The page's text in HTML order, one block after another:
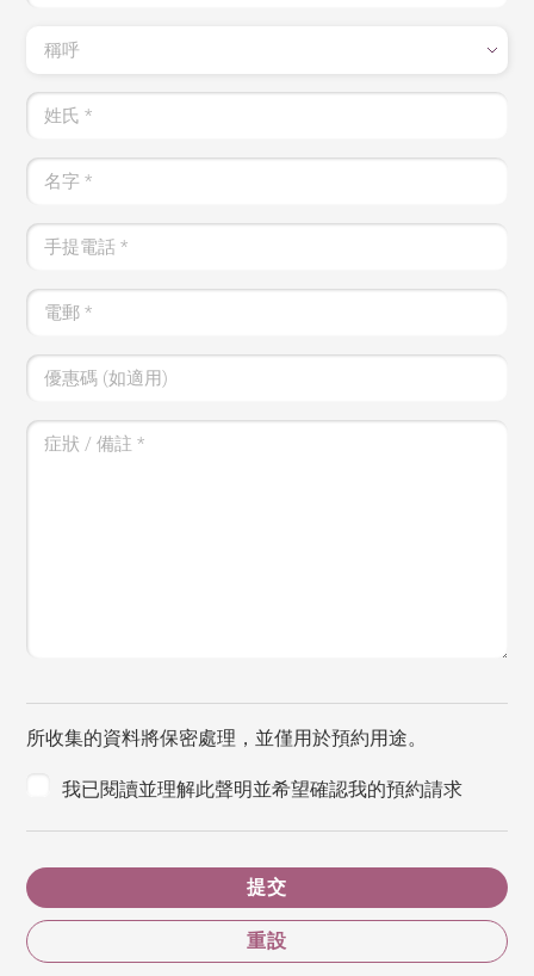
稱呼
姓氏*
名字*
手提電話*
電郵*
優惠碼 (如適用)
症狀 / 備註*
所收集的資料將保密處理，並僅用於預約用途。
我已閱讀並理解此聲明並希望確認我的預約請求
提交
重設